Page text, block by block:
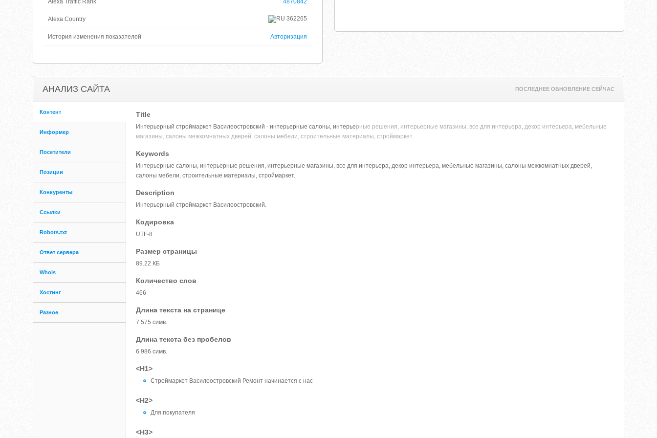
Alexa Traffic Rank 4870842
Alexa Country 362265
История изменения показателей Авторизация
АНАЛИЗ САЙТА ПОСЛЕДНЕЕ ОБНОВЛЕНИЕ СЕЙЧАС
Контент
Информер
Посетители
Позиции
Конкуренты
Ссылки
Robots.txt
Ответ сервера
Whois
Хостинг
Разное
Title
Интерьерный строймаркет Василеостровский - интерьерные салоны, интерьерные решения, интерьерные магазины, все для интерьера, декор интерьера, мебельные
магазины, салоны межкомнатных дверей, салоны мебели, строительные материалы, строймаркет.
Keywords
Интерьерные салоны, интерьерные решения, интерьерные магазины, все для интерьера, декор интерьера, мебельные магазины, салоны межкомнатных дверей,
салоны мебели, строительные материалы, строймаркет.
Description
Интерьерный строймаркет Василеостровский.
Кодировка
UTF-8
Размер страницы
89.22 КБ
Количество слов
466
Длина текста на странице
7 575 симв.
Длина текста без пробелов
6 986 симв.
<H1>
Строймаркет Василеостровский Ремонт начинается с нас
<H2>
Для покупателя
<H3>